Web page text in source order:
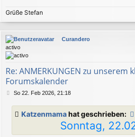
Grüße Stefan
Curandero
activo
Re: ANMERKUNGEN zu unserem
Forumskalender
B
a
So 22. Feb 2026, 21:18
Katzenmamahat geschrieben:
Sonntag,